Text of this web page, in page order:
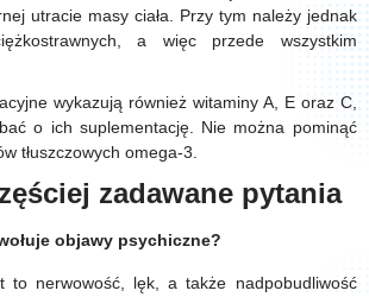
utracie masy ciała. Przy tym należy jednak
a więc przede wszystkim
wykazują również witaminy A, E oraz C,
o ich suplementację. Nie można pominąć
tłuszczowych omega-3.
zadawane pytania
objawy psychiczne?
to nerwowość, lęk, a także nadpobudliwość